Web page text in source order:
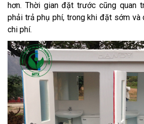
hơn. Thời gian đặt trước cũng quan
phải trả phụ phí, trong khi đặt sớm và
chi phí.